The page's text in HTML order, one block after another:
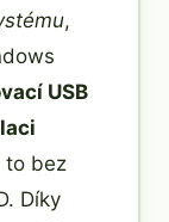
,
USB
to bez
Díky